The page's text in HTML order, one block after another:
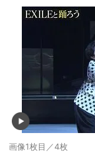
画像1枚目／4枚